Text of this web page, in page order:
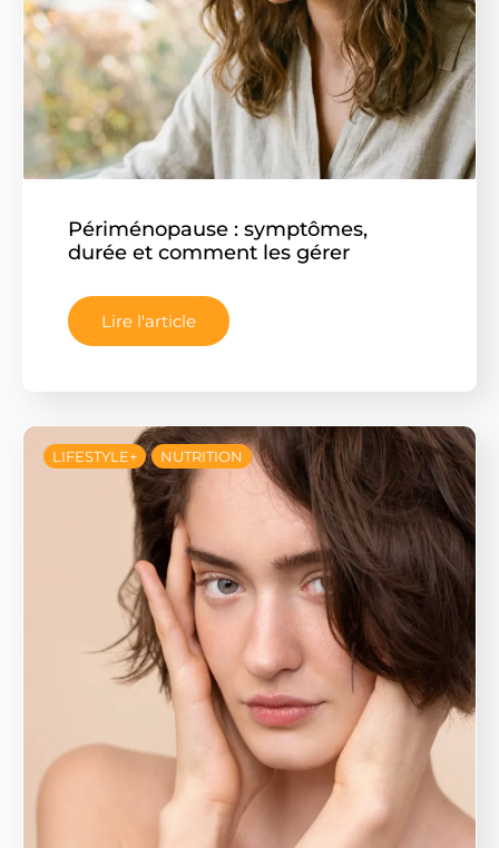
Périménopause : symptômes,
durée et comment les gérer
Lire l'article
LIFESTYLE+ NUTRITION